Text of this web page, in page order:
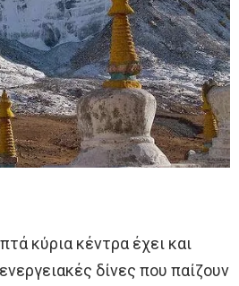
κύρια κέντρα έχει και
δίνες που παίζουν